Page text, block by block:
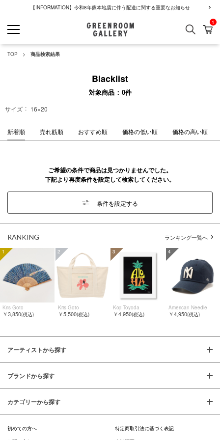
【INFORMATION】令和8年熊本地震に伴う配送に関する重要なお知らせ
検索 カ
1
TOP 商品検索結果
Blacklist
対象商品 0件
サイズ 16×20
新着順 売れ筋順 おすすめ順 価格の低い順 価格の高い順
ご希望の条件で商品は見つかりませんでした。
下記より再度条件を設定して検索してください。
条件を設定する
RANKING ランキング一覧へ
1
Kris Goto
￥3,850(税込)
2
Kris Goto
￥5,500(税込)
3
Koji Toyoda
￥4,950(税込)
4
American Needle
￥4,950(税込)
アーティストから探す
ブランドから探す
カテゴリーから探す
初めての方へ
特定商取引法に基づく表記